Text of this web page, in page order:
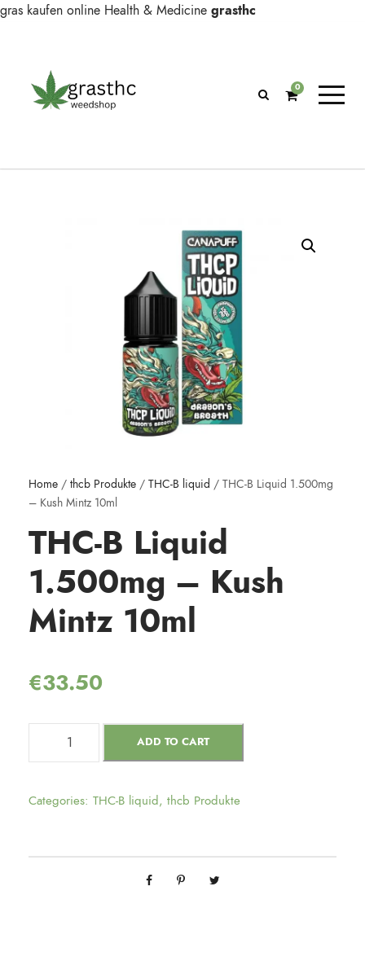
gras kaufen online Health & Medicine grasthc
0
Home / thcb Produkte / THC-B liquid / THC-B Liquid 1.500mg
– Kush Mintz 10ml
THC-B Liquid
1.500mg – Kush
Mintz 10ml
€33.50
ADD TO CART
Categories: THC-B liquid, thcb Produkte